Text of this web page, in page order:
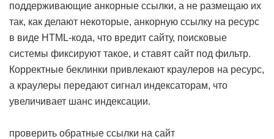
поддерживающие анкорные ссылки, а не размещаю их
так, как делают некоторые, анкорную ссылку на ресурс
в виде HTML-кода, что вредит сайту, поисковые
системы фиксируют такое, и ставят сайт под фильтр.
Корректные беклинки привлекают краулеров на ресурс,
а краулеры передают сигнал индексаторам, что
увеличивает шанс индексации.
проверить обратные ссылки на сайт